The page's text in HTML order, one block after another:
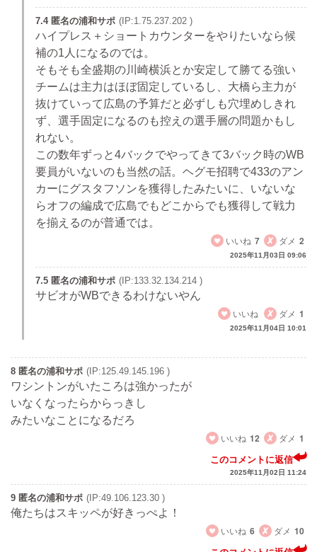
7.4 匿名の浦和サポ (IP:1.75.237.202 )
ハイプレス＋ショートカウンターをやりたいなら候
補の1人になるのでは。
そもそも全盛期の川崎横浜とか安定して勝てる強い
チームは主力はほぼ固定しているし、大橋ら主力が
抜けていって広島の予算だと必ずしも穴埋めしきれ
ず、選手固定になるのも控えの選手層の問題かもし
れない。
この数年ずっと4バックでやってきて3バック時のWB
要員がいないのも当然の話。ヘグモ招聘で433のアン
カーにグスタフソンを獲得したみたいに、いないな
らオフの編成で広島でもどこからでも獲得して戦力
を揃えるのが普通では。
いいね 7 ダメ 2
2025年11月03日 09:06
7.5 匿名の浦和サポ (IP:133.32.134.214 )
サビオがWBできるわけないやん
いいね
ダメ 1
2025年11月04日 10:01
8 匿名の浦和サポ (IP:125.49.145.196 )
ワシントンがいたころは強かったが
いなくなったらからっきし
みたいなことになるだろ
いいね 12 ダメ 1
このコメントに返信
2025年11月02日 11:24
9 匿名の浦和サポ (IP:49.106.123.30 )
俺たちはスキッペが好きっぺよ！
いいね 6 ダメ 10